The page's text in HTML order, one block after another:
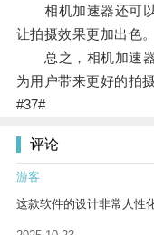
相机加速器还可以
让拍摄效果更加出色。
总之，相机加速器
为用户带来更好的拍
#37#
评论
游客
这款软件的设计非常人性